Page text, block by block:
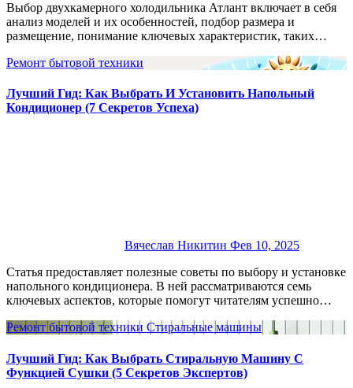
Выбор двухкамерного холодильника Атлант включает в себя
анализ моделей и их особенностей, подбор размера и
размещение, понимание ключевых характеристик, таких…
Ремонт бытовой техники
Лучший Гид: Как Выбрать И Установить Напольный
Кондиционер (7 Секретов Успеха)
Вячеслав Никитин Фев 10, 2025
Статья предоставляет полезные советы по выбору и установке
напольного кондиционера. В ней рассматриваются семь
ключевых аспектов, которые помогут читателям успешно…
Ремонт бытовой техники Стиральные машины
Лучший Гид: Как Выбрать Стиральную Машину С
Функцией Сушки (5 Секретов Экспертов)